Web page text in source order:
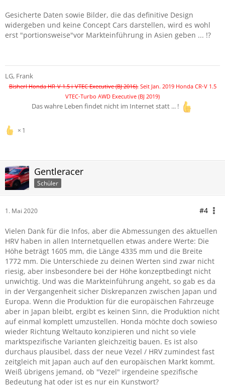
Gesicherte Daten sowie Bilder, die das definitive Design
widergeben und keine Concept Cars darstellen, wird es wohl
erst "portionsweise"vor Markteinführung in Asien geben ... !?
LG, Frank
Bisherl Honda HR-V 1.5 i-VTEC Executive (BJ 2016).Seit Jan. 2019 Honda CR-V 1.5
VTEC-Turbo AWD Executive (BJ 2019)
Das wahre Leben findet nicht im Internet statt ... !
1
Gentleracer
Schüler
1. Mai 2020 #4
Vielen Dank für die Infos, aber die Abmessungen des aktuellen
HRV haben in allen Internetquellen etwas andere Werte: Die
Höhe beträgt 1605 mm, die Länge 4335 mm und die Breite
1772 mm. Die Unterschiede zu deinen Werten sind zwar nicht
riesig, aber insbesondere bei der Höhe konzeptbedingt nicht
unwichtig. Und was die Markteinführung angeht, so gab es da
in der Vergangenheit sicher Diskrepanzen zwischen Japan und
Europa. Wenn die Produktion für die europäischen Fahrzeuge
aber in Japan bleibt, ergibt es keinen Sinn, die Produktion nicht
auf einmal komplett umzustellen. Honda möchte doch sowieso
wieder Richtung Weltauto konzipieren und nicht so viele
marktspezifische Varianten gleichzeitig bauen. Es ist also
durchaus plausibel, dass der neue Vezel / HRV zumindest fast
zeitgleich mit Japan auch auf den europäischen Markt kommt.
Weiß übrigens jemand, ob "Vezel" irgendeine spezifische
Bedeutung hat oder ist es nur ein Kunstwort?